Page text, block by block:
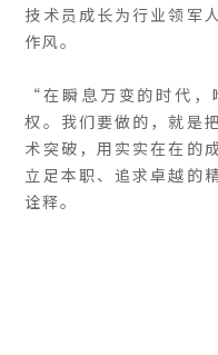
技术员成长为行业领军
作风。
“在瞬息万变的时代
权。我们要做的，就是
术突破，用实实在在的
立足本职、追求卓越的
诠释。